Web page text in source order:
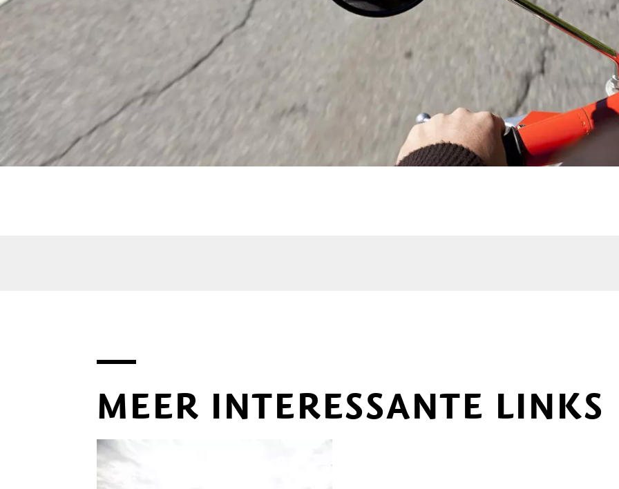
MEER INTERESSANTE LINKS